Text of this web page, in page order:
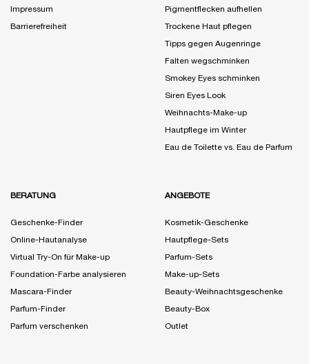
Impressum
Barrierefreiheit
Pigmentflecken aufhellen
Trockene Haut pflegen
Tipps gegen Augenringe
Falten wegschminken
Smokey Eyes schminken
Siren Eyes Look
Weihnachts-Make-up
Hautpflege im Winter
Eau de Toilette vs. Eau de Parfum
BERATUNG
Geschenke-Finder
Online-Hautanalyse
Virtual Try-On für Make-up
Foundation-Farbe analysieren
Mascara-Finder
Parfum-Finder
Parfum verschenken
ANGEBOTE
Kosmetik-Geschenke
Hautpflege-Sets
Parfum-Sets
Make-up-Sets
Beauty-Weihnachtsgeschenke
Beauty-Box
Outlet